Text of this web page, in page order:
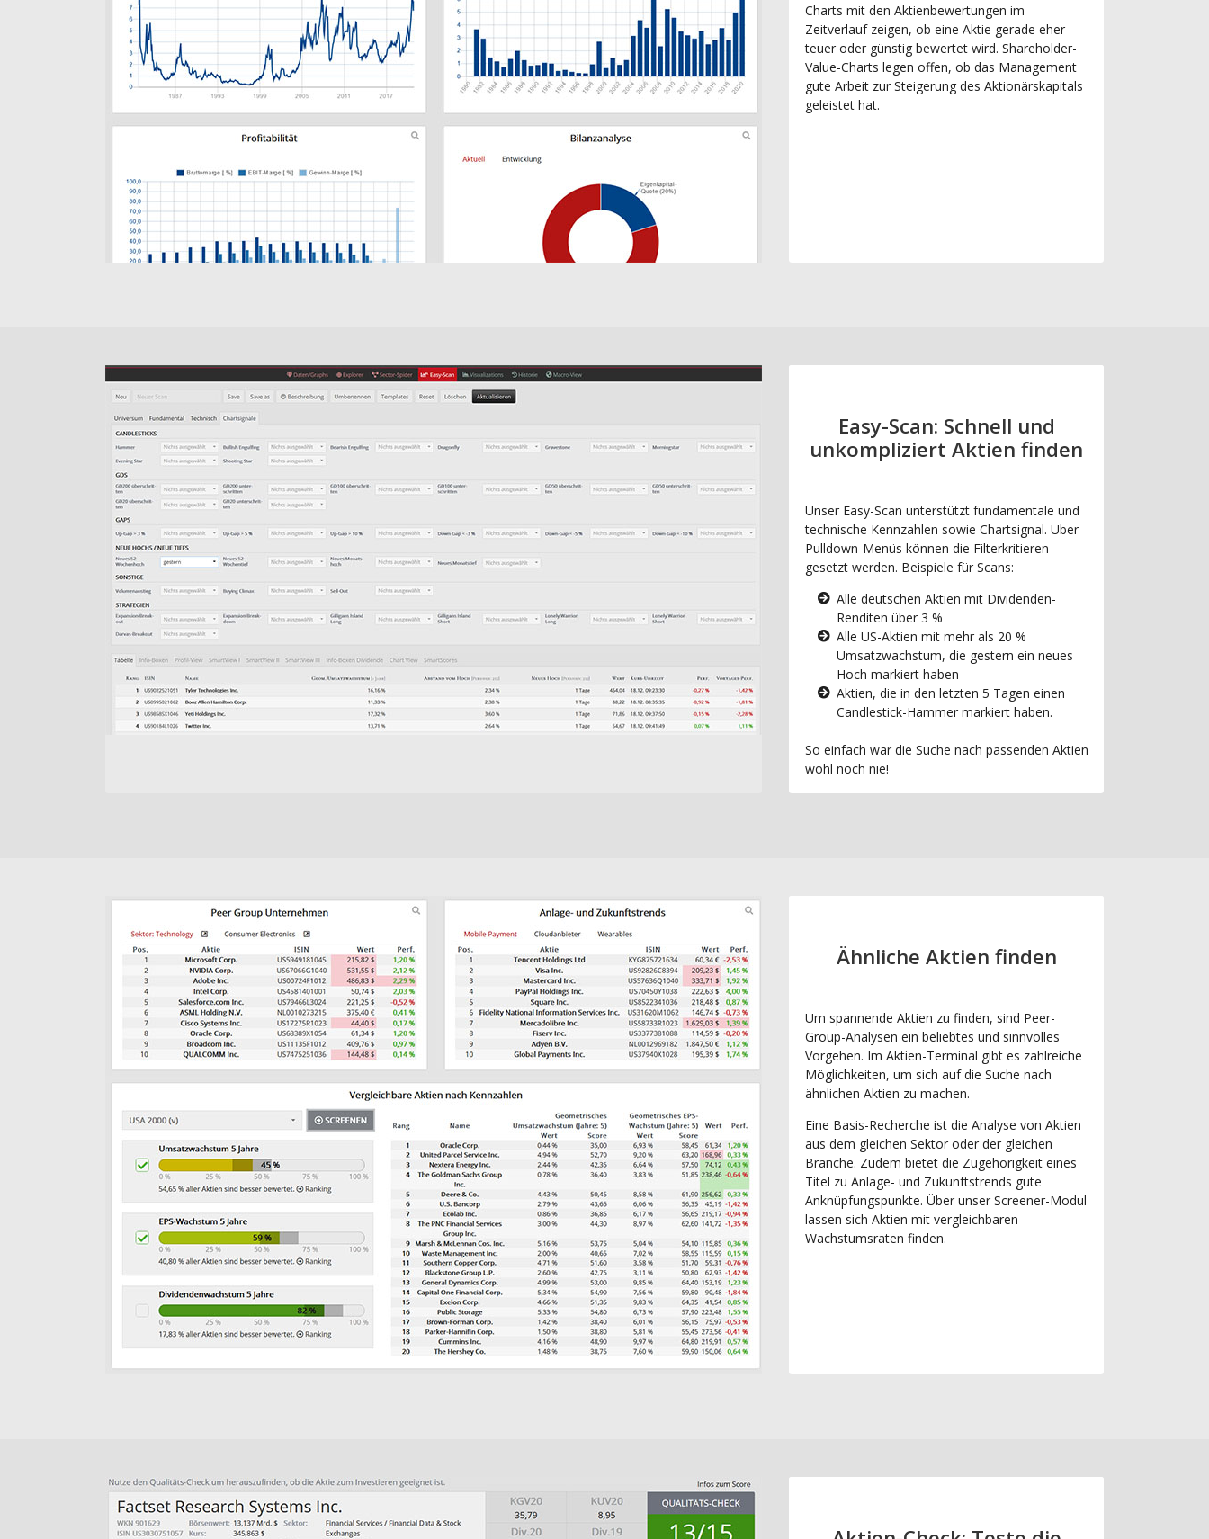
Charts mit den Aktienbewertungen im
Zeitverlauf zeigen, ob eine Aktie gerade eher
teuer oder günstig bewertet wird. Shareholder-
Value-Charts legen offen, ob das Management
gute Arbeit zur Steigerung des Aktionärskapitals
geleistet hat.
Easy-Scan: Schnell und
unkompliziert Aktien finden
Unser Easy-Scan unterstützt fundamentale und
technische Kennzahlen sowie Chartsignal. Über
Pulldown-Menüs können die Filterkritieren
gesetzt werden. Beispiele für Scans:
Alle deutschen Aktien mit Dividenden-
Renditen über 3 %
Alle US-Aktien mit mehr als 20 %
Umsatzwachstum, die gestern ein neues
Hoch markiert haben
Aktien, die in den letzten 5 Tagen einen
Candlestick-Hammer markiert haben.
So einfach war die Suche nach passenden Aktien
wohl noch nie!
Ähnliche Aktien finden
Um spannende Aktien zu finden, sind Peer-
Group-Analysen ein beliebtes und sinnvolles
Vorgehen. Im Aktien-Terminal gibt es zahlreiche
Möglichkeiten, um sich auf die Suche nach
ähnlichen Aktien zu machen.
Eine Basis-Recherche ist die Analyse von Aktien
aus dem gleichen Sektor oder der gleichen
Branche. Zudem bietet die Zugehörigkeit eines
Titel zu Anlage- und Zukunftstrends gute
Anknüpfungspunkte. Über unser Screener-Modul
lassen sich Aktien mit vergleichbaren
Wachstumsraten finden.